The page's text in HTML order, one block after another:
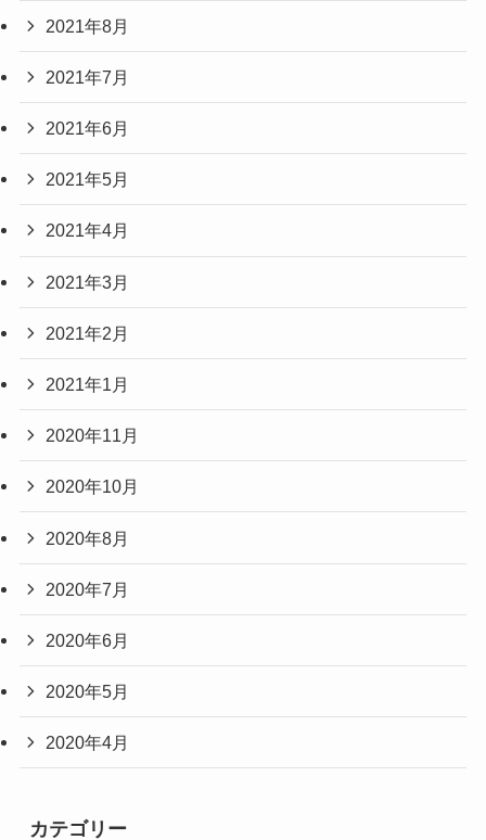
2021年8月
2021年7月
2021年6月
2021年5月
2021年4月
2021年3月
2021年2月
2021年1月
2020年11月
2020年10月
2020年8月
2020年7月
2020年6月
2020年5月
2020年4月
カテゴリー